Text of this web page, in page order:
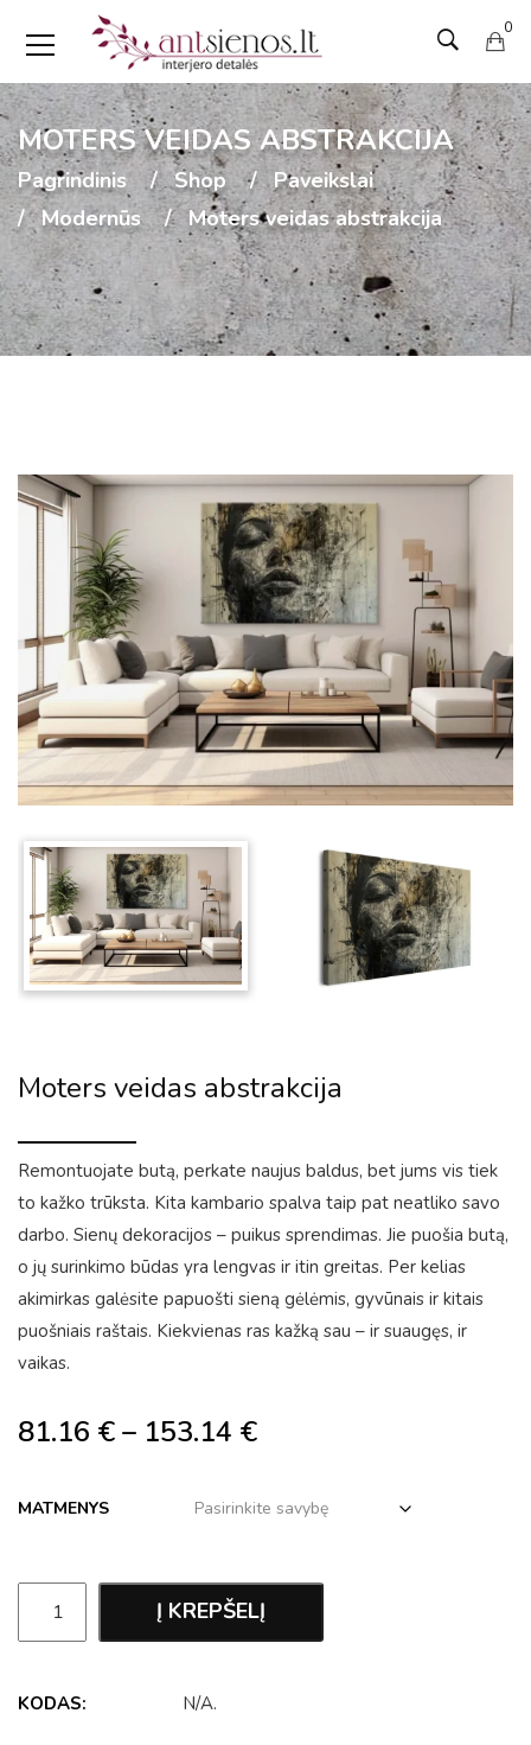
0
MOTERS VEIDAS ABSTRAKCIJA
Pagrindinis Shop
Paveikslai
Modernūs
Moters veidas abstrakcija
Moters veidas abstrakcija
Remontuojate butą, perkate naujus baldus, bet jums vis tiek
to kažko trūksta. Kita kambario spalva taip pat neatliko savo
darbo. Sienų dekoracijos – puikus sprendimas. Jie puošia butą,
o jų surinkimo būdas yra lengvas ir itin greitas. Per kelias
akimirkas galėsite papuošti sieną gėlėmis, gyvūnais ir kitais
puošniais raštais. Kiekvienas ras kažką sau – ir suaugęs, ir
vaikas.
81.16 €– 153.14 €
MATMENYS
Į KREPŠELĮ
KODAS: N/A.